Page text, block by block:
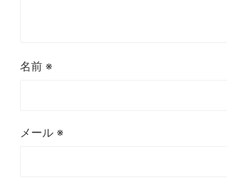
名前 ※
メール ※